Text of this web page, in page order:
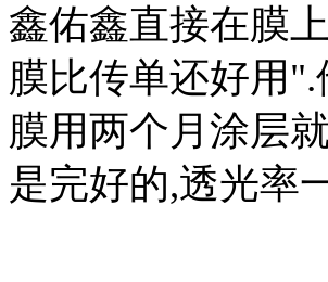
鑫佑鑫直接在膜
膜比传单还好用
膜用两个月涂层
是完好的,透光率